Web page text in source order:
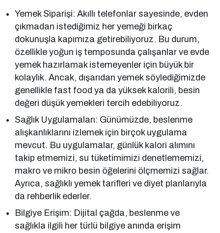
Yemek Siparişi: Akıllı telefonlar sayesinde, evden
çıkmadan istediğimiz her yemeği birkaç
dokunuşla kapımıza getirebiliyoruz. Bu durum,
özellikle yoğun iş temposunda çalışanlar ve evde
yemek hazırlamak istemeyenler için büyük bir
kolaylık. Ancak, dışarıdan yemek söylediğimizde
genellikle fast food ya da yüksek kalorili, besin
değeri düşük yemekleri tercih edebiliyoruz.
Sağlık Uygulamaları: Günümüzde, beslenme
alışkanlıklarını izlemek için birçok uygulama
mevcut. Bu uygulamalar, günlük kalori alımını
takip etmemizi, su tüketimimizi denetlememizi,
makro ve mikro besin öğelerini ölçmemizi sağlar.
Ayrıca, sağlıklı yemek tarifleri ve diyet planlarıyla
da rehberlik ederler.
Bilgiye Erişim: Dijital çağda, beslenme ve
sağlıkla ilgili her türlü bilgiye anında erişim